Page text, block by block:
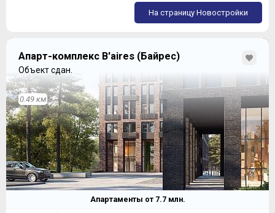
На страницу Новостройки
Апарт-комплекс B'aires (Байрес)
Объект сдан.
0.49 км
Апартаменты от 7.7млн.